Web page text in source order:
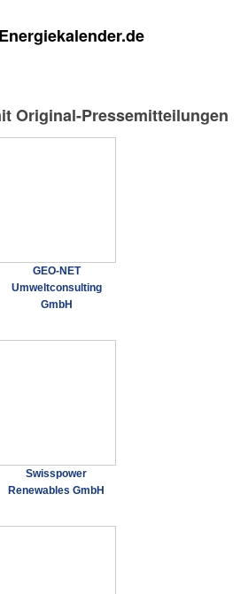
Original-Pressemitteilungen
GEO-NET
Umweltconsulting
GmbH
Swisspower
Renewables GmbH